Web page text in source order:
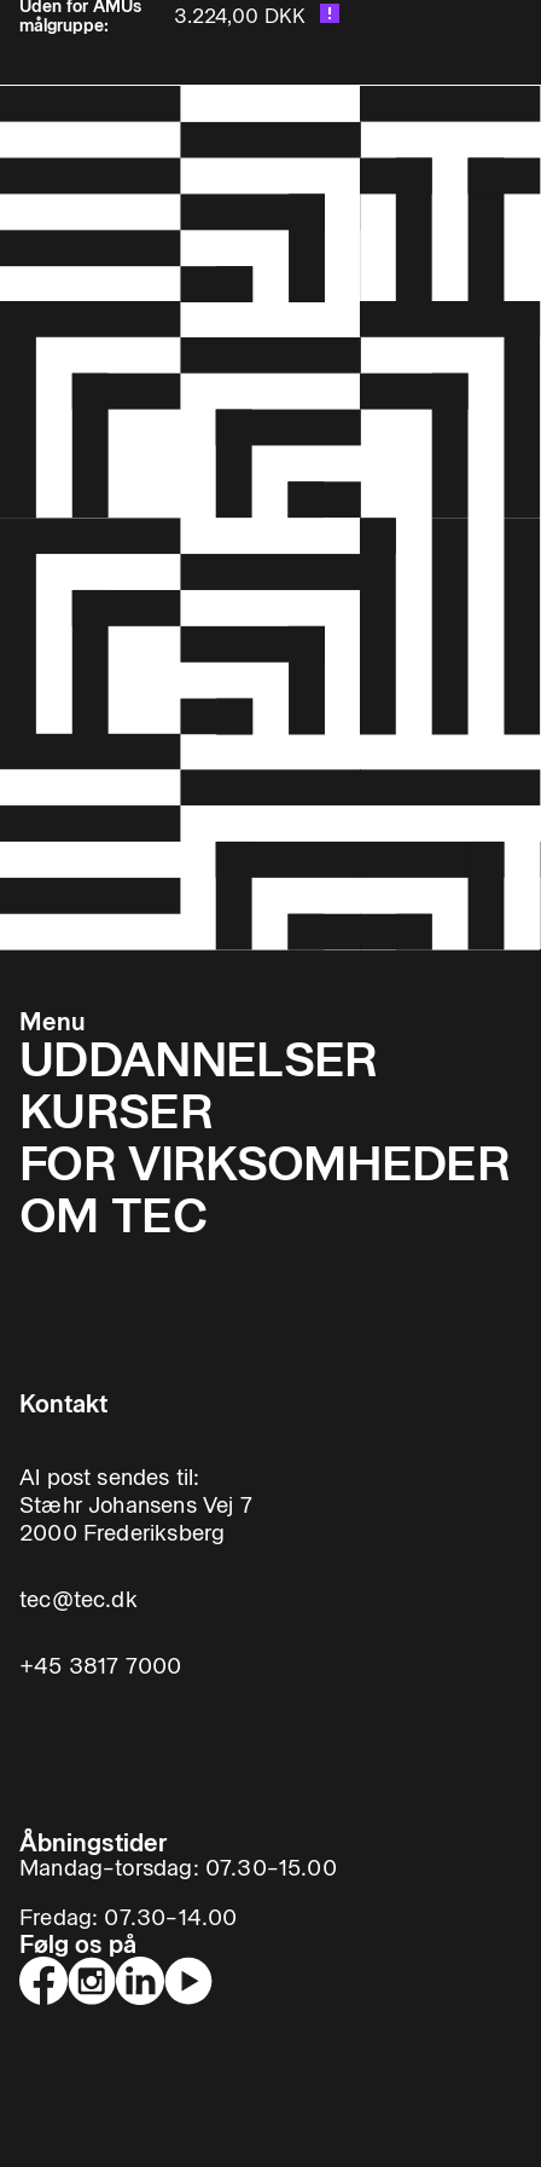
• Risici ved lad og rampe arbejde Deltageren kan
ved lastning og losning medvirke til at sikre en
• Valg af emballager og fyldstoffer
prioritering af aflæsningsrækkefølge.
Uden for AMUs
målgruppe:
3.224,00 DKK
Menu
UDDANNELSER
KURSER
FOR VIRKSOMHEDER
OM TEC
Kontakt
Al post sendes til:
Stæhr Johansens Vej 7
2000 Frederiksberg
tec@tec.dk
+45 3817 7000
Åbningstider
Mandag–torsdag: 07.30–15.00
Fredag: 07.30–14.00
Følg os på